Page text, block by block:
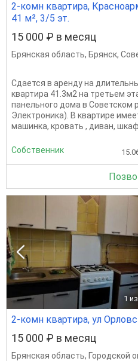
2-комн квартира,
41 м², 3/5 эт.
15 000 ₽ в месяц
Брянская область, Брянск,
Сдается в аренду на
квартира 41.3м2 на третьем
панельного дома в Советском
Электроника). В квартире
машинка, кровать , диван,
Собственник
1
2-комн квартира, ул
15 000 ₽ в месяц
Брянская область, Городской